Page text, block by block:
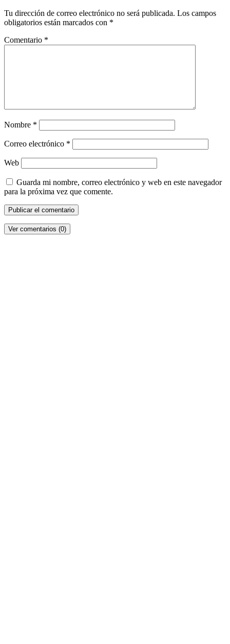
Tu dirección de correo electrónico no será publicada. Los campos
obligatorios están marcados con *
Comentario *
Nombre *
Correo electrónico *
Web
Guarda mi nombre, correo electrónico y web en este navegador
para la próxima vez que comente.
Ver comentarios (0)